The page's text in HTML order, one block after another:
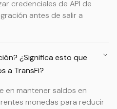
credenciales de API de
antes de salir a
¿Significa esto que
a TransFi?
en mantener saldos en
monedas para reducir